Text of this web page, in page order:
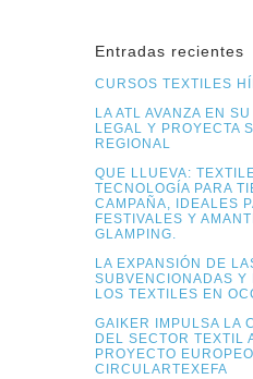
Entradas recientes
CURSOS TEXTILES
LA ATL AVANZA EN
LEGAL Y PROYECTA
REGIONAL
QUE LLUEVA:
TECNOLOGÍA PARA
CAMPAÑA, IDEALES
FESTIVALES Y
GLAMPING.
LA EXPANSIÓN DE
SUBVENCIONADAS Y
LOS TEXTILES EN
GAIKER IMPULSA LA
DEL SECTOR TEXTIL
PROYECTO EUROPEO
CIRCULARTEXEFA